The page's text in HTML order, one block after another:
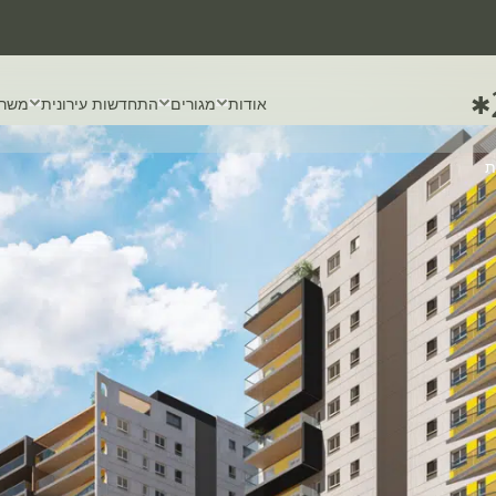
✱ אודות מגורים התחדשות עירונית